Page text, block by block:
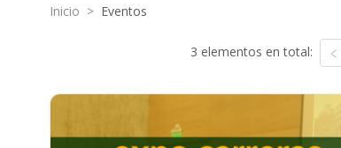
Inicio > Eventos
3 elementos en total: